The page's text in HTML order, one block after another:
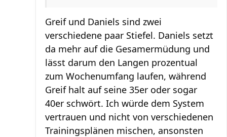
Greif und Daniels sind zwei
verschiedene paar Stiefel. Daniels setzt
da mehr auf die Gesamermüdung und
lässt darum den Langen prozentual
zum Wochenumfang laufen, während
Greif halt auf seine 35er oder sogar
40er schwört. Ich würde dem System
vertrauen und nicht von verschiedenen
Trainingsplänen mischen, ansonsten